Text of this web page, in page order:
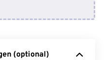
(optional)